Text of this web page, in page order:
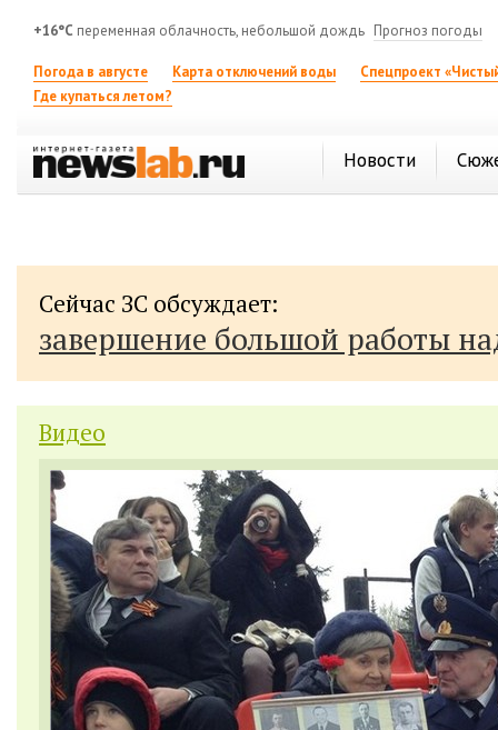
+16°C переменная облачность, небольшой дождь Прогноз погоды
Погода в августе Карта отключений воды
Спецпроект
Где купаться летом?
Новости
Сейчас ЗС обсуждает:
завершение большой работы
Видео